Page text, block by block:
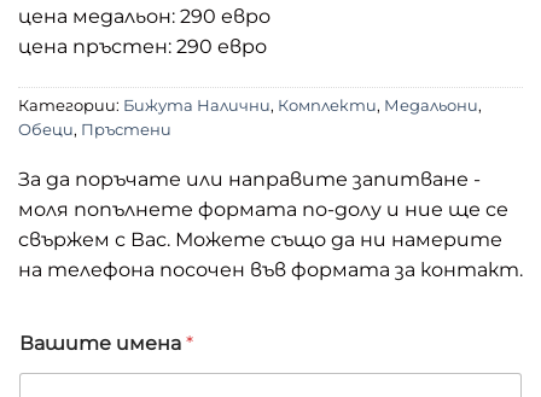
цена медальон: 290 евро
цена пръстен: 290 евро
Категории: Бижута Налични, Комплекти, Медальони,
Обеци, Пръстени
За да поръчате или направите запитване -
моля попълнете формата по-долу и ние ще се
свържем с Вас. Можете също да ни намерите
на телефона посочен във формата за контакт.
Вашите имена *